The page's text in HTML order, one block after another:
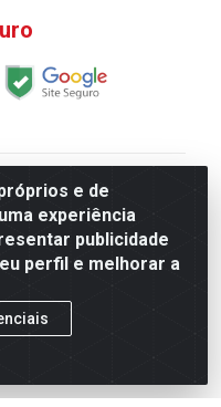
e de
experiência
publicidade
perfil e melhorar a
132 - Praça da
20.270-135 - CNPJ
25
descontos, preços e
expostos aqui são
internet. Preços e
sem aviso prévio.